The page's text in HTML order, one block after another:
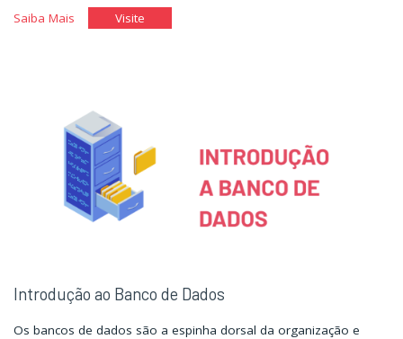
Saiba Mais"Layout
no
Android
Studio"
Visite"Layout
Android
Studio"
Introdução ao Banco de Dados
Os bancos de dados são a espinha dorsal da organização e